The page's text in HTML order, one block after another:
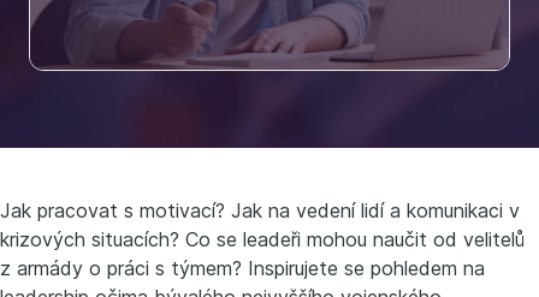
Jak pracovat s motivací? Jak na vedení lidí a komunikaci v
krizových situacích? Co se leadeři mohou naučit od velitelů
z armády o práci s týmem? Inspirujete se pohledem na